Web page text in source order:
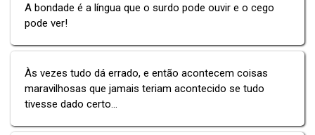
A bondade é a língua que o surdo pode ouvir e o cego
pode ver!
Às vezes tudo dá errado, e então acontecem coisas
maravilhosas que jamais teriam acontecido se tudo
tivesse dado certo...